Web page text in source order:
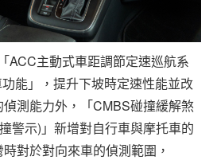
ACC主動式車距調節定速巡航系
能」，提升下坡時定速性能並改
測能力外，「CMBS碰撞緩解煞
警示)」新增對自行車與摩托車的
對於對向來車的偵測範圍，